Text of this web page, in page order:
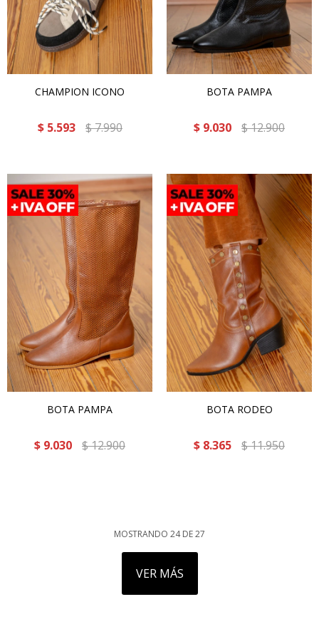
CHAMPION ICONO
$ 5.593 $7.990
BOTA PAMPA
$ 9.030 $12.900
BOTA PAMPA
$ 9.030 $12.900
BOTA RODEO
$ 8.365 $11.950
MOSTRANDO 24DE27
VER MÁS